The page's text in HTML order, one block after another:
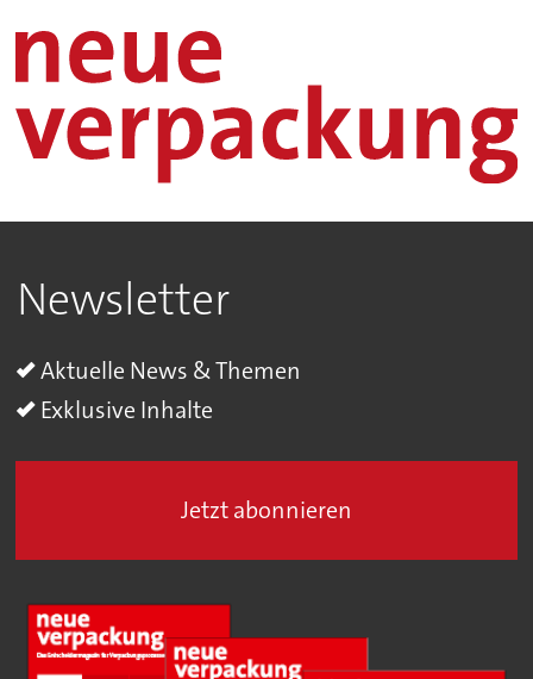
Newsletter
Aktuelle News & Themen
Exklusive Inhalte
Jetzt abonnieren